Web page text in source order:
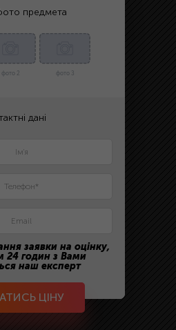
предмета
фото 2 фото 3
дані
заявки на оцінку,
24 годин з Вами
наш експерт
ЦІНУ